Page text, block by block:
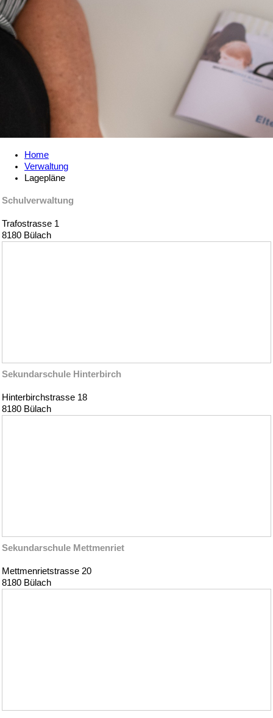
Home
Verwaltung
Lagepläne
Schulverwaltung
Trafostrasse 1
8180 Bülach
Sekundarschule Hinterbirch
Hinterbirchstrasse 18
8180 Bülach
Sekundarschule Mettmenriet
Mettmenrietstrasse 20
8180 Bülach